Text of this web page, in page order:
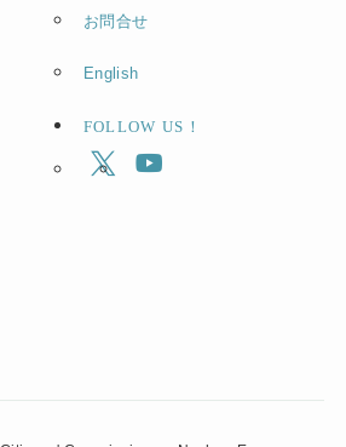
お問合せ
English
FOLLOW US！